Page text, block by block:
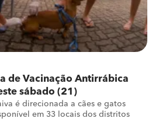
de Vacinação Antirrábica
sábado (21)
é direcionada a cães e gatos
em 33 locais dos distritos